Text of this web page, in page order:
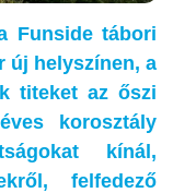
Funside tábori
új helyszínen, a
titeket az őszi
korosztály
kínál,
felfedező